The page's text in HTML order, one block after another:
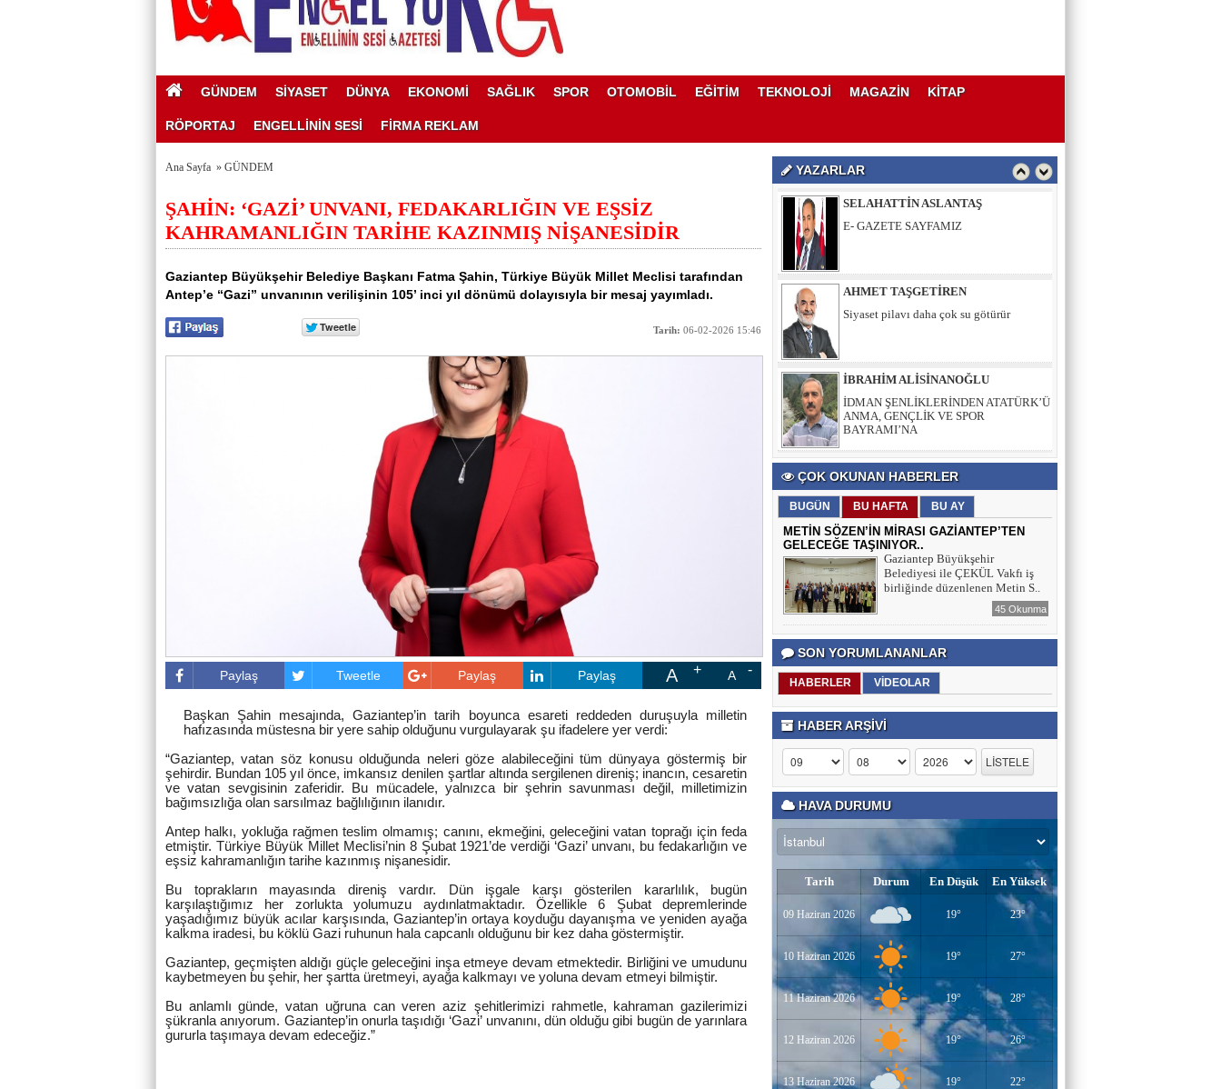
GÜNDEM SİYASET DÜNYA EKONOMİ SAĞLIK SPOR OTOMOBİL EĞİTİM TEKNOLOJİ MAGAZİN KİTAP
RÖPORTAJ ENGELLİNİN SESİ FİRMA REKLAM
Ana Sayfa » GÜNDEM
ŞAHİN: ‘GAZİ’ UNVANI, FEDAKARLIĞIN VE EŞSİZ
KAHRAMANLIĞIN TARİHE KAZINMIŞ NİŞANESİDİR
Gaziantep Büyükşehir Belediye Başkanı Fatma Şahin, Türkiye Büyük Millet Meclisi tarafından
Antep’e “Gazi” unvanının verilişinin 105’ inci yıl dönümü dolayısıyla bir mesaj yayımladı.
Tarih: 06-02-2026 15:46
Paylaş Tweetle Paylaş Paylaş A A
Başkan Şahin mesajında, Gaziantep’in tarih boyunca esareti reddeden duruşuyla milletin
hafızasında müstesna bir yere sahip olduğunu vurgulayarak şu ifadelere yer verdi:
“Gaziantep, vatan söz konusu olduğunda neleri göze alabileceğini tüm dünyaya göstermiş bir
şehirdir. Bundan 105 yıl önce, imkansız denilen şartlar altında sergilenen direniş; inancın, cesaretin
ve vatan sevgisinin zaferidir. Bu mücadele, yalnızca bir şehrin savunması değil, milletimizin
bağımsızlığa olan sarsılmaz bağlılığının ilanıdır.
Antep halkı, yokluğa rağmen teslim olmamış; canını, ekmeğini, geleceğini vatan toprağı için feda
etmiştir. Türkiye Büyük Millet Meclisi’nin 8 Şubat 1921’de verdiği ‘Gazi’ unvanı, bu fedakarlığın ve
eşsiz kahramanlığın tarihe kazınmış nişanesidir.
Bu toprakların mayasında direniş vardır. Dün işgale karşı gösterilen kararlılık, bugün
karşılaştığımız her zorlukta yolumuzu aydınlatmaktadır. Özellikle 6 Şubat depremlerinde
yaşadığımız büyük acılar karşısında, Gaziantep’in ortaya koyduğu dayanışma ve yeniden ayağa
kalkma iradesi, bu köklü Gazi ruhunun hala capcanlı olduğunu bir kez daha göstermiştir.
Gaziantep, geçmişten aldığı güçle geleceğini inşa etmeye devam etmektedir. Birliğini ve umudunu
kaybetmeyen bu şehir, her şartta üretmeyi, ayağa kalkmayı ve yoluna devam etmeyi bilmiştir.
Bu anlamlı günde, vatan uğruna can veren aziz şehitlerimizi rahmetle, kahraman gazilerimizi
şükranla anıyorum. Gaziantep’in onurla taşıdığı ‘Gazi’ unvanını, dün olduğu gibi bugün de yarınlara
gururla taşımaya devam edeceğiz.”
YAZARLARBAYRAMI’NA
SELAHATTİN ASLANTAŞ
E- GAZETE SAYFAMIZ
AHMET TAŞGETİREN
Siyaset pilavı daha çok su götürür
İBRAHİM ALİSİNANOĞLU
İDMAN ŞENLİKLERİNDEN ATATÜRK’Ü
ANMA, GENÇLİK VE SPOR
BAYRAMI’NA
E- GAZETE SAYFAMIZ
ÇOK OKUNAN HABERLER
BUGÜN BU HAFTA BU AY
METİN SÖZEN’İN MİRASI GAZİANTEP’TEN
GELECEĞE TAŞINIYOR..
Gaziantep Büyükşehir
Belediyesi ile ÇEKÜL Vakfı iş
birliğinde düzenlenen Metin S..
45 Okunma
SON YORUMLANANLAR
HABERLER VİDEOLAR
HABER ARŞİVİ
HAVA DURUMU
Tarih Durum En Düşük En Yüksek
09 Haziran 2026 19° 23°
10 Haziran 2026 19° 27°
11 Haziran 2026 19° 28°
12 Haziran 2026 19° 26°
13 Haziran 2026 19° 22°